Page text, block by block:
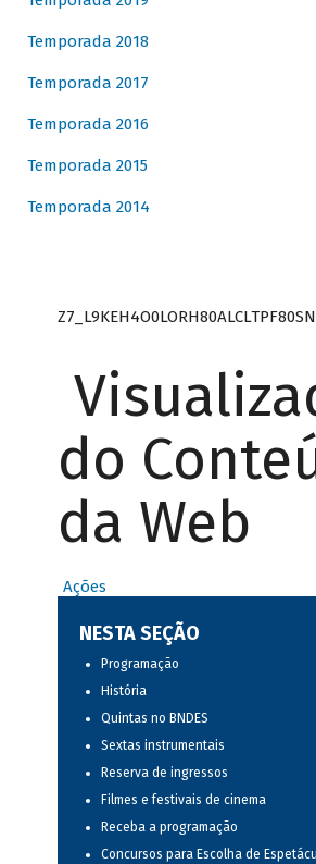
Temporada 2018
Temporada 2017
Temporada 2016
Temporada 2015
Temporada 2014
do
da Web
Ações
NESTA SEÇÃO
Programação
História
Quintas no BNDES
Sextas instrumentais
Reserva de ingressos
Filmes e festivais de cinema
Receba a programação
Concursos para Escolha de